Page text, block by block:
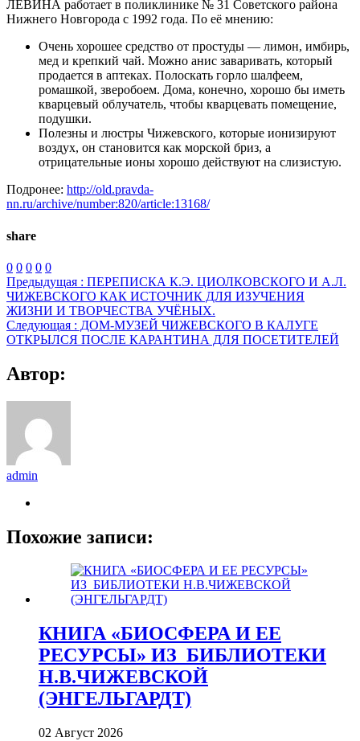
ЛЕВИНА работает в поликлинике № 31 Советского района
Нижнего Новгорода с 1992 года. По её мнению:
Очень хорошее средство от простуды — лимон, имбирь,
мед и крепкий чай. Можно анис заваривать, который
продается в аптеках. Полоскать горло шалфеем,
ромашкой, зверобоем. Дома, конечно, хорошо бы иметь
кварцевый облучатель, чтобы кварцевать помещение,
подушки.
Полезны и люстры Чижевского, которые ионизируют
воздух, он становится как морской бриз, а
отрицательные ионы хорошо действуют на слизистую.
Подронее: http://old.pravda-
nn.ru/archive/number:820/article:13168/
share
0 0 0 0 0
Предыдущая : ПЕРЕПИСКА К.Э. ЦИОЛКОВСКОГО И А.Л.
ЧИЖЕВСКОГО КАК ИСТОЧНИК ДЛЯ ИЗУЧЕНИЯ
ЖИЗНИ И ТВОРЧЕСТВА УЧЁНЫХ.
Следующая : ДОМ-МУЗЕЙ ЧИЖЕВСКОГО В КАЛУГЕ
ОТКРЫЛСЯ ПОСЛЕ КАРАНТИНА ДЛЯ ПОСЕТИТЕЛЕЙ
Автор:
admin
Похожие записи:
КНИГА «БИОСФЕРА И ЕЕ
РЕСУРСЫ» ИЗ_БИБЛИОТЕКИ
Н.В.ЧИЖЕВСКОЙ
(ЭНГЕЛЬГАРДТ)
02 Август 2026